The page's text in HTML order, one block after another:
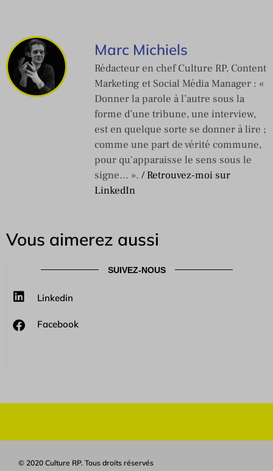
Marc Michiels
Rédacteur en chef Culture RP, Content
Marketing et Social Média Manager : «
Donner la parole à l’autre sous la
forme d’une tribune, une interview,
est en quelque sorte se donner à lire ;
comme une part de vérité commune,
pour qu'apparaisse le sens sous le
signe… ». / Retrouvez-moi sur
LinkedIn
Vous aimerez aussi
SUIVEZ-NOUS
Linkedin
Facebook
© 2020 Culture RP. Tous droits réservés